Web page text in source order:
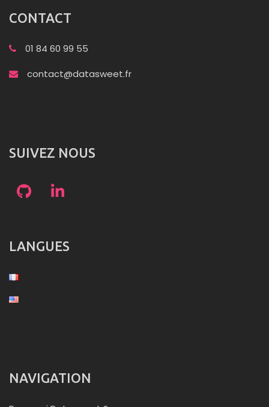
CONTACT
01 84 60 99 55
contact@datasweet.fr
SUIVEZ NOUS
LANGUES
NAVIGATION